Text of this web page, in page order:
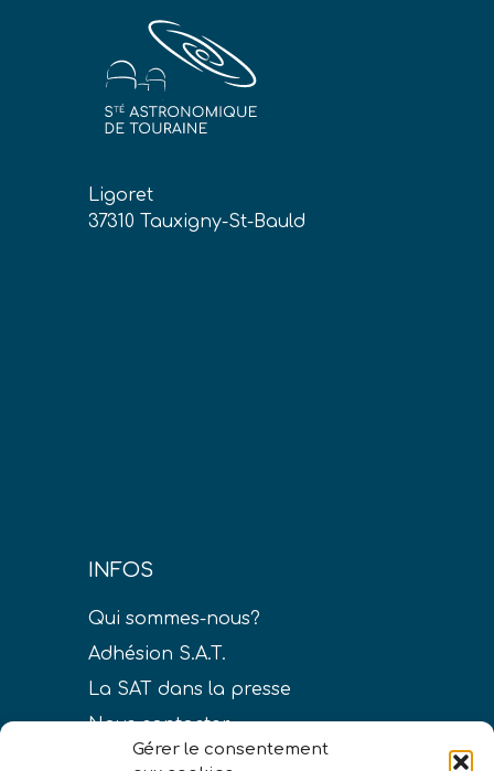
Gérer le consentement
Ligoret
37310 Tauxigny-St-Bauld
INFOS
Qui sommes-nous?
Adhésion S.A.T.
La SAT dans la presse
Nous contacter